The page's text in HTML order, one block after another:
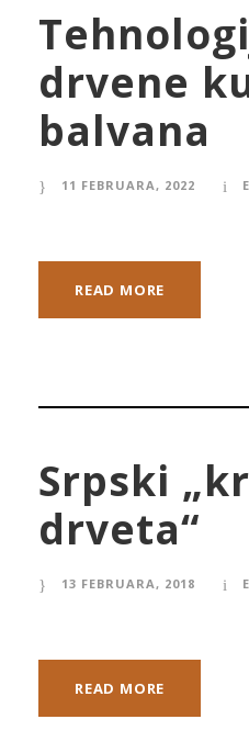
drvene
balvana
11 FEBRUARA, 2022
READ MORE
Srpski
drveta“
13 FEBRUARA, 2018
READ MORE